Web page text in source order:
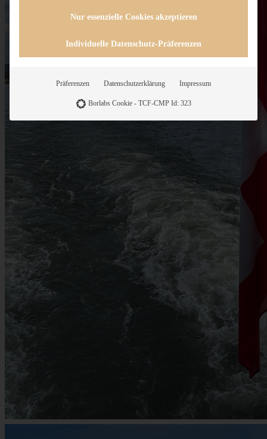
Nur essenzielle Cookies akzeptieren
Individuelle Datenschutz-Präferenzen
Präferenzen Datenschutzerklärung Impressum
Borlabs Cookie - TCF-CMP Id: 323